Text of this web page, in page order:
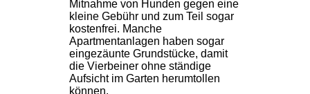
Mitnahme von Hunden gegen eine
kleine Gebühr und zum Teil sogar
kostenfrei. Manche
Apartmentanlagen haben sogar
eingezäunte Grundstücke, damit
die Vierbeiner ohne ständige
Aufsicht im Garten herumtollen
können.